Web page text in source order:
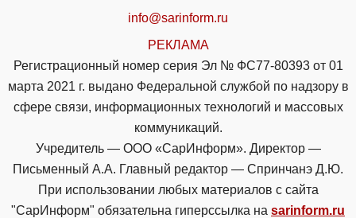
info@sarinform.ru
РЕКЛАМА
Регистрационный номер серия Эл № ФС77-80393 от 01
марта 2021 г. выдано Федеральной службой по надзору в
сфере связи, информационных технологий и массовых
коммуникаций.
Учредитель — ООО «СарИнформ». Директор —
Письменный А.А. Главный редактор — Спринчанэ Д.Ю.
При использовании любых материалов с сайта
"СарИнформ" обязательна гиперссылка на sarinform.ru